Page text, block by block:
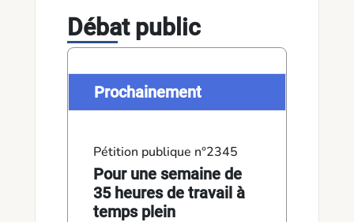
Débat public
Prochainement
Pour une semaine de
35 heures de travail à
temps plein
Pétition publique n°2345